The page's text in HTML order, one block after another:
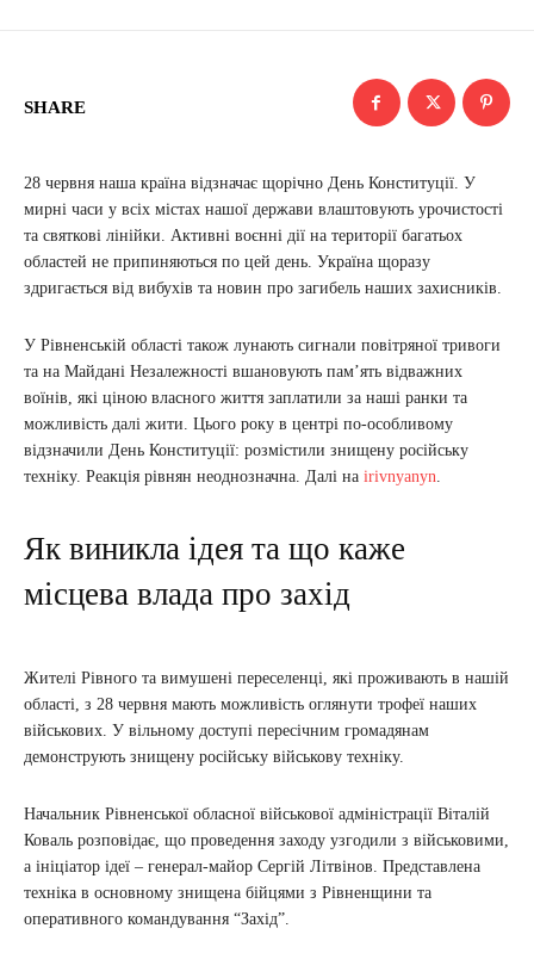
SHARE
28 червня наша країна відзначає щорічно День Конституції. У
мирні часи у всіх містах нашої держави влаштовують урочистості
та святкові лінійки. Активні воєнні дії на території багатьох
областей не припиняються по цей день. Україна щоразу
здригається від вибухів та новин про загибель наших захисників.
У Рівненській області також лунають сигнали повітряної тривоги
та на Майдані Незалежності вшановують пам’ять відважних
воїнів, які ціною власного життя заплатили за наші ранки та
можливість далі жити. Цього року в центрі по-особливому
відзначили День Конституції: розмістили знищену російську
техніку. Реакція рівнян неоднозначна. Далі на irivnyanyn.
Як виникла ідея та що каже
місцева влада про захід
Жителі Рівного та вимушені переселенці, які проживають в нашій
області, з 28 червня мають можливість оглянути трофеї наших
військових. У вільному доступі пересічним громадянам
демонструють знищену російську військову техніку.
Начальник Рівненської обласної військової адміністрації Віталій
Коваль розповідає, що проведення заходу узгодили з військовими,
а ініціатор ідеї – генерал-майор Сергій Літвінов. Представлена
техніка в основному знищена бійцями з Рівненщини та
оперативного командування “Захід”.